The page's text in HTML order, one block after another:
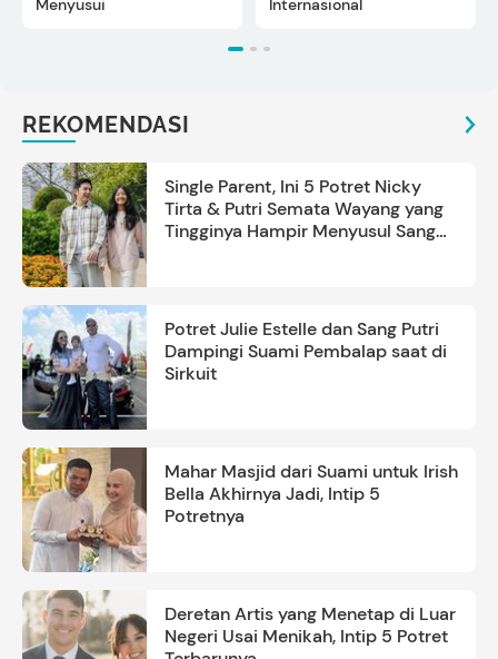
REKOMENDASI
Single Parent, Ini 5 Potret Nicky
Tirta & Putri Semata Wayang yang
Tingginya Hampir Menyusul Sang
Potret Julie Estelle dan Sang Putri
Dampingi Suami Pembalap saat di
Sirkuit
Mahar Masjid dari Suami untuk Irish
Bella Akhirnya Jadi, Intip 5
Potretnya
Deretan Artis yang Menetap di Luar
Negeri Usai Menikah, Intip 5 Potret